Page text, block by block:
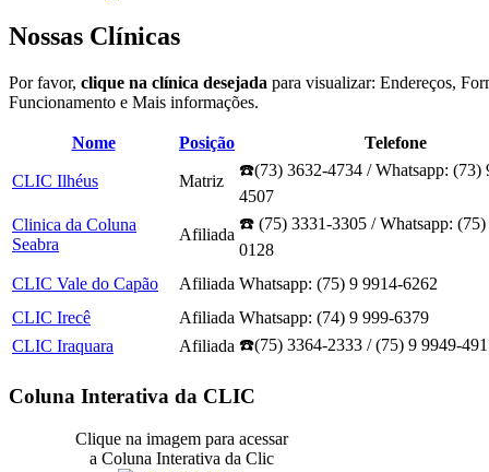
Nossas Clínicas
Por favor, clique na clínica desejada para visualizar: Endereços,
Funcionamento e Mais informações.
Nome Posição Telefone
CLIC Ilhéus Matriz
☎️(73) 3632-4734 / Whatsapp: (73)
4507
Clinica da Coluna
Seabra
Afiliada
☎️ (75) 3331-3305 / Whatsapp: (75)
0128
CLIC Vale do Capão
Afiliada Whatsapp: (75) 9 9914-6262
CLIC Irecê
Afiliada Whatsapp: (74) 9 999-6379
CLIC Iraquara
Afiliada ☎️(75) 3364-2333 / (75) 9 9949-
Coluna Interativa da CLIC
Clique na imagem para acessar
a Coluna Interativa da Clic